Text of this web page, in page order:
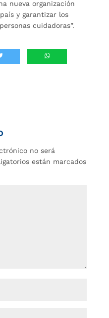
nueva organización
y garantizar los
cuidadoras”.
no será
están marcados